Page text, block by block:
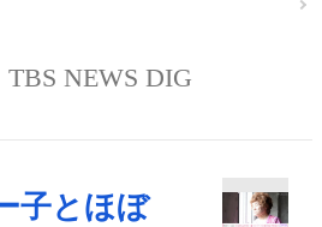
TBS NEWS DIG
子とほぼ